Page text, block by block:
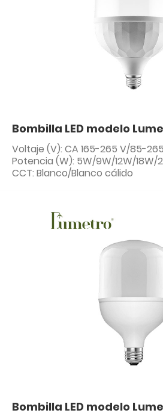
Bombilla LED modelo
Voltaje (V): CA 165-265 V/85-
Potencia (W): 5W/9W/12W/
CCT: Blanco/Blanco cálido
Bombilla LED modelo